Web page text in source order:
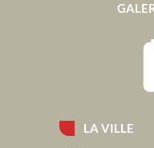
LA VILLE